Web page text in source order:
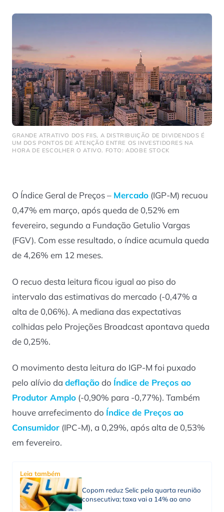
GRANDE ATRATIVO DOS FIIS, A DISTRIBUIÇÃO DE DIVIDENDOS É
UM DOS PONTOS DE ATENÇÃO ENTRE OS INVESTIDORES NA
HORA DE ESCOLHER O ATIVO. FOTO: ADOBE STOCK
O Índice Geral de Preços – Mercado (IGP-M) recuou
0,47% em março, após queda de 0,52% em
fevereiro, segundo a Fundação Getulio Vargas
(FGV). Com esse resultado, o índice acumula queda
de 4,26% em 12 meses.
O recuo desta leitura ficou igual ao piso do
intervalo das estimativas do mercado (-0,47% a
alta de 0,06%). A mediana das expectativas
colhidas pelo Projeções Broadcast apontava queda
de 0,25%.
O movimento desta leitura do IGP-M foi puxado
pelo alívio da deflaçãodo Índice de Preços ao
Produtor Amplo (-0,90% para -0,77%). Também
houve arrefecimento do Índice de Preços ao
Consumidor (IPC-M), a 0,29%, após alta de 0,53%
em fevereiro.
Leia também
Copom reduz Selic pela quarta reunião
consecutiva; taxa vai a 14% ao ano